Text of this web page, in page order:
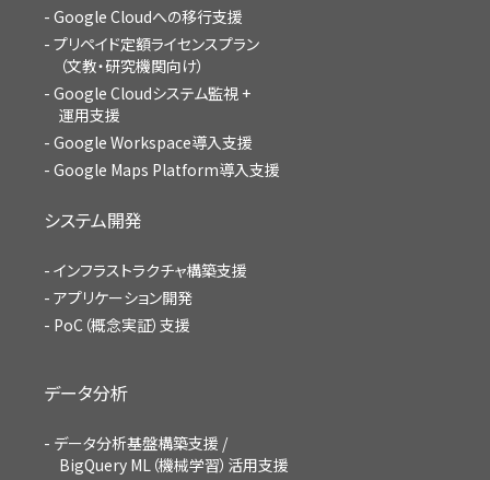
Google Cloudへの移行支援
プリペイド定額ライセンスプラン
（文教・研究機関向け）
Google Cloudシステム監視 +
運用支援
Google Workspace導入支援
Google Maps Platform導入支援
システム開発
インフラストラクチャ構築支援
アプリケーション開発
PoC（概念実証）支援
データ分析
データ分析基盤構築支援 /
BigQuery ML（機械学習）活用支援